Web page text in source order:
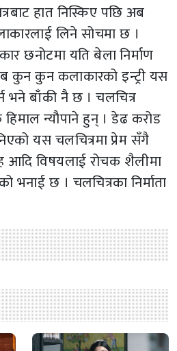
हात निस्किए पछि अब
लिने सोचमा छ ।
छनोटमा यति बेला निर्माण
कुन कुन कलाकारको इन्ट्री यस
भने बाँकी नै छ । चलचित्र
न्यौपाने हुन् । डेढ करोड
यस चलचित्रमा प्रेम सँगै
आदि विषयलाई रोचक शैलीमा
भनाई छ । चलचित्रका निर्माता